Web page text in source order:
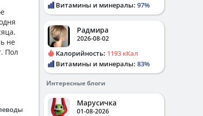
не
Пол
Витамины и минералы: 97%
Радмира
2026-08-02
Калорийность: 1193 кКал
Витамины и минералы: 83%
Интересные блоги
Марусичка
01-08-2026